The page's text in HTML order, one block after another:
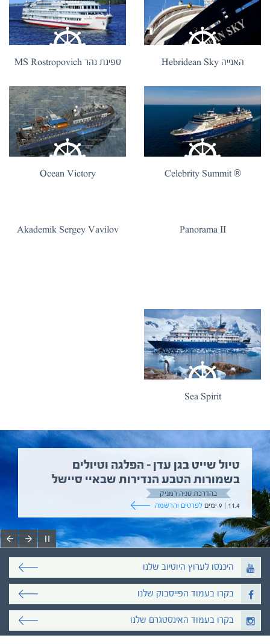
האנייה Hebridean Sky ספינת נהר MS Rostropovich
® Celebrity Summit
Ocean Victory
Panorama II
Akademik Sergey Vavilov
Sea Spirit
טיול שייט מקיף איסלנד
בהדרכת גיל יניב
לפרטים והרשמה
היכנסו לערוץ היוטיוב שלנו
בקרו בעמוד הפייסבוק שלנו
בקרו בעמוד האינסטגרם שלנו